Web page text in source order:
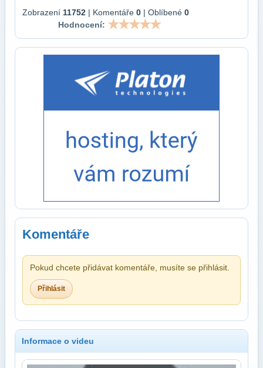
Zobrazení 11752 | Komentáře 0 | Oblíbené 0
Hodnocení:
Komentáře
Pokud chcete přidávat komentáře, musíte se přihlásit.
Přihlásit
Informace o videu